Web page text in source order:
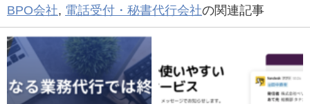
BPO会社, 電話受付・秘書代行会社の関連記事